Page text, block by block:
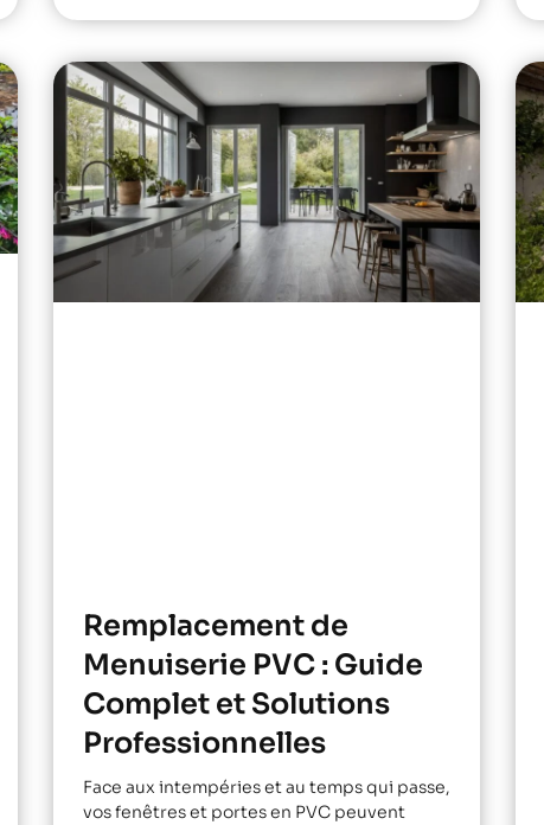
Remplacement de
Menuiserie PVC : Guide
Complet et Solutions
Professionnelles
Face aux intempéries et au temps qui passe,
vos fenêtres et portes en PVC peuvent